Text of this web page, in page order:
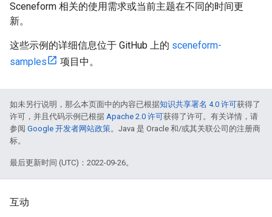
Sceneform 相关的使用需求或当前主题在不同的时间更
新。
这些示例的详细信息位于 GitHub 上的 sceneform-
samples
项目中。
如未另行说明，那么本页面中的内容已根据知识共享署名 4.0 许可获得了
许可，并且代码示例已根据 Apache 2.0 许可获得了许可。有关详情，请
参阅 Google 开发者网站政策。Java 是 Oracle 和/或其关联公司的注册商
标。
最后更新时间 (UTC)：2022-09-26。
互动